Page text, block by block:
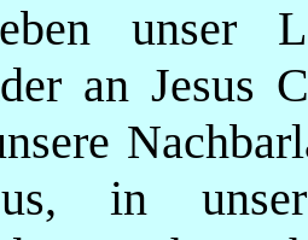
unser
an Jesus
in